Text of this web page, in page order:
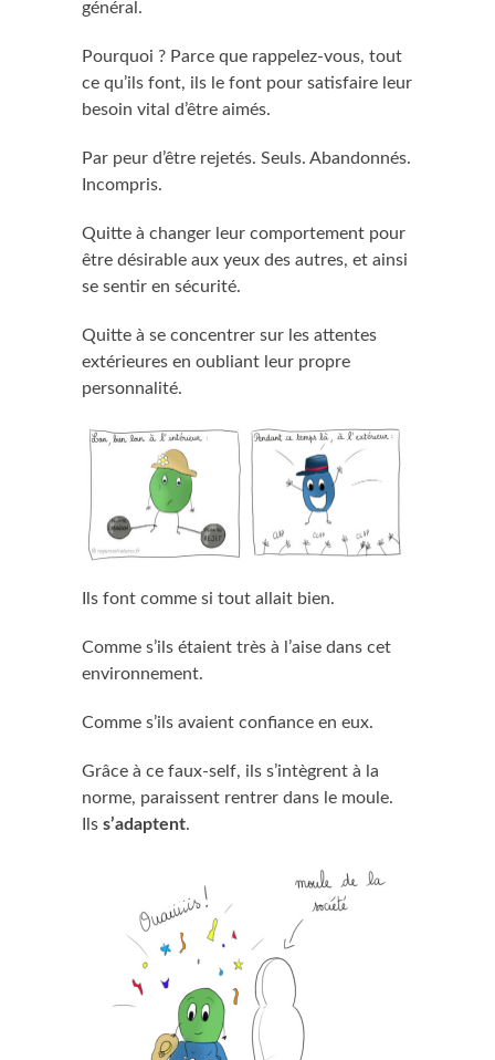
général.
Pourquoi ? Parce que rappelez-vous, tout
ce qu’ils font, ils le font pour satisfaire leur
besoin vital d’être aimés.
Par peur d’être rejetés. Seuls. Abandonnés.
Incompris.
Quitte à changer leur comportement pour
être désirable aux yeux des autres, et ainsi
se sentir en sécurité.
Quitte à se concentrer sur les attentes
extérieures en oubliant leur propre
personnalité.
Ils font comme si tout allait bien.
Comme s’ils étaient très à l’aise dans cet
environnement.
Comme s’ils avaient confiance en eux.
Grâce à ce faux-self, ils s’intègrent à la
norme, paraissent rentrer dans le moule.
Ils s’adaptent.